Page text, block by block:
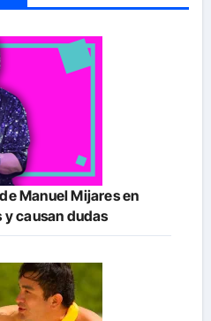
Manuel Mijares en
causan dudas